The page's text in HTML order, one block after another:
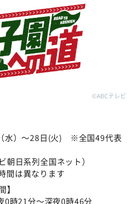
©ABCテレビ
水）～28日(火) ※全国49代表
朝日系列全国ネット）
間は異なります
】
時21分～深夜0時46分